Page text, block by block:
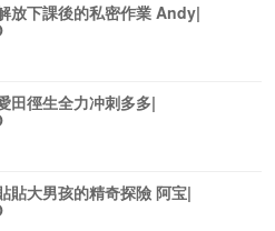
放下課後的私密作業 Andy|
田徑生全力冲刺多多|
貼大男孩的精奇探險 阿宝|